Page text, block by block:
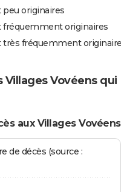
originaires
fréquemment originaires
fréquemment originaires
Vovéens qui
aux Villages Vovéens
de décès (source :